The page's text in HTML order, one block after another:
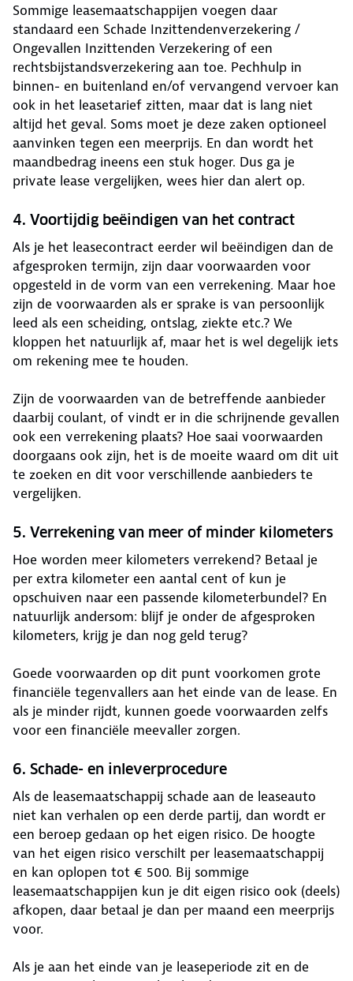
Sommige leasemaatschappijen voegen daar
standaard een Schade Inzittendenverzekering /
Ongevallen Inzittenden Verzekering of een
rechtsbijstandsverzekering aan toe. Pechhulp in
binnen- en buitenland en/of vervangend vervoer kan
ook in het leasetarief zitten, maar dat is lang niet
altijd het geval. Soms moet je deze zaken optioneel
aanvinken tegen een meerprijs. En dan wordt het
maandbedrag ineens een stuk hoger. Dus ga je
private lease vergelijken, wees hier dan alert op.
4. Voortijdig beëindigen van het contract
Als je het leasecontract eerder wil beëindigen dan de
afgesproken termijn, zijn daar voorwaarden voor
opgesteld in de vorm van een verrekening. Maar hoe
zijn de voorwaarden als er sprake is van persoonlijk
leed als een scheiding, ontslag, ziekte etc.? We
kloppen het natuurlijk af, maar het is wel degelijk iets
om rekening mee te houden.
Zijn de voorwaarden van de betreffende aanbieder
daarbij coulant, of vindt er in die schrijnende gevallen
ook een verrekening plaats? Hoe saai voorwaarden
doorgaans ook zijn, het is de moeite waard om dit uit
te zoeken en dit voor verschillende aanbieders te
vergelijken.
5. Verrekening van meer of minder kilometers
Hoe worden meer kilometers verrekend? Betaal je
per extra kilometer een aantal cent of kun je
opschuiven naar een passende kilometerbundel? En
natuurlijk andersom: blijf je onder de afgesproken
kilometers, krijg je dan nog geld terug?
Goede voorwaarden op dit punt voorkomen grote
financiële tegenvallers aan het einde van de lease. En
als je minder rijdt, kunnen goede voorwaarden zelfs
voor een financiële meevaller zorgen.
6. Schade- en inleverprocedure
Als de leasemaatschappij schade aan de leaseauto
niet kan verhalen op een derde partij, dan wordt er
een beroep gedaan op het eigen risico. De hoogte
van het eigen risico verschilt per leasemaatschappij
en kan oplopen tot € 500. Bij sommige
leasemaatschappijen kun je dit eigen risico ook (deels)
afkopen, daar betaal je dan per maand een meerprijs
voor.
Als je aan het einde van je leaseperiode zit en de